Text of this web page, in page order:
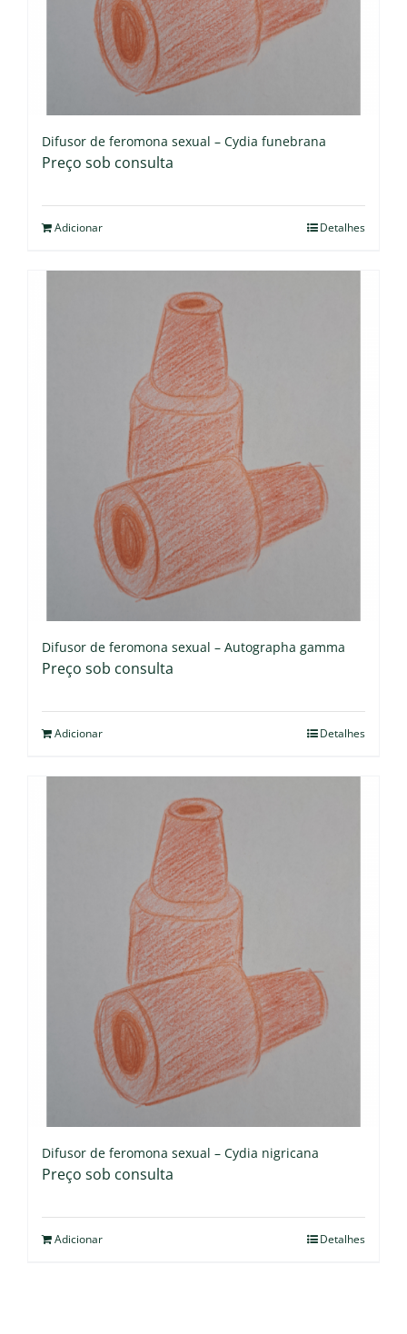
Difusor de feromona sexual – Cydia funebrana
Preço sob consulta
Adicionar Detalhes
Difusor de feromona sexual – Autographa gamma
Preço sob consulta
Adicionar Detalhes
Difusor de feromona sexual – Cydia nigricana
Preço sob consulta
Adicionar Detalhes